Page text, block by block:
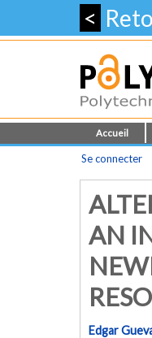
<
Accueil
Se connecter
AN
Edgar